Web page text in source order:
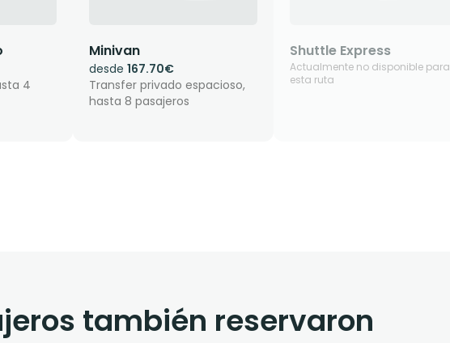
4
Minivan
desde 167.70€
Transfer privado espacioso,
hasta 8 pasajeros
Shuttle Express
Actualmente no disponible para
esta ruta
también reservaron